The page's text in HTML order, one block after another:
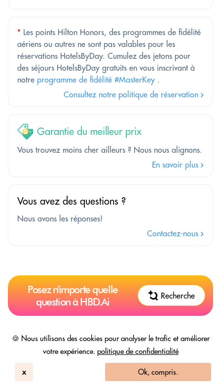
🍪 Nous utilisons des cookies pour analyser le trafic et améliorer
votre expérience. politique de confidentialité
x Ok, compris.
* Les points Hilton Honors, des programmes de fidélité
aériens ou autres ne sont pas valables pour les
réservations HotelsByDay. Cumulez des jetons pour
des séjours HotelsByDay gratuits en vous inscrivant à
notre programme de fidélité #MasterKey .
Consultez notre politique de réservation
Garantie du meilleur prix
Vous trouvez moins cher ailleurs ? Nous nous alignons.
En savoir plus
Vous avez des questions ?
Nous avons les réponses!
Contactez-nous
Posez n'importe quelle
question à HBD.Ai
Recherche
Hôtels à proximité